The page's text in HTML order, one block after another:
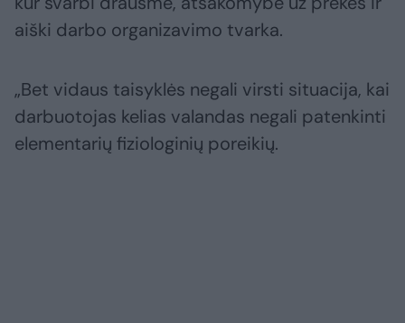
aiški darbo organizavimo tvarka.
„Bet vidaus taisyklės negali virsti situacija, kai
darbuotojas kelias valandas negali patenkinti
elementarių fiziologinių poreikių.